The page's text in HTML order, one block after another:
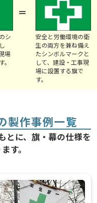
シ
場
安全と労働環境の衛
生の両方を兼ね備え
たシンボルマークと
して、建設・工事現
場に設置する旗で
す。
製作事例一覧
とに、旗・幕の仕様を
す。